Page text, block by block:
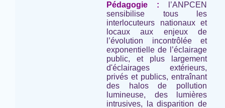
Pédagogie :
l’ANPCEN
sensibilise tous les
interlocuteurs nationaux et
locaux aux enjeux de
l’évolution incontrôlée et
exponentielle de l’éclairage
public, et plus largement
d'éclairages extérieurs,
privés et publics, entraînant
des halos de pollution
lumineuse, des lumières
intrusives, la disparition de